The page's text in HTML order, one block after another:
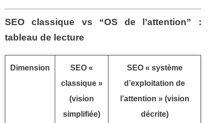
SEO classique vs “OS de l’attention” :
tableau de lecture
Dimension
SEO «
classique »
(vision
simplifiée)
SEO « système
d’exploitation de
l’attention » (vision
décrite)